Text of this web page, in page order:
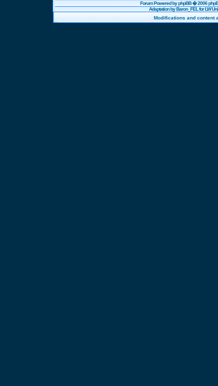
Forum Powered byphpBB� 2006
Adaptation by Baron_FEL for LW
Modifications and content